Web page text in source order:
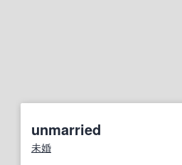
unmarried
未婚